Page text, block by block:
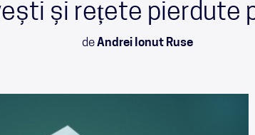
și rețete pierdute
deAndrei Ionut Ruse